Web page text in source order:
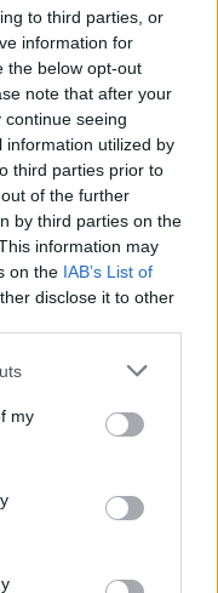
to third parties, or
information for
the below opt-out
note that after your
seeing
information utilized by
third parties prior to
of the further
by third parties on the
information may
on the IAB’s List of
disclose it to other
one or more Google
You may click to
third-party tags to
in below Google
my
értékek,
jellemző
állnak. A
Fővárosa
revitalizáción
az 5, 5
a Zsolnay
újultak meg. A
valamint 3 új
közép-európai
van jelen a
a város és a
a Zsolnay